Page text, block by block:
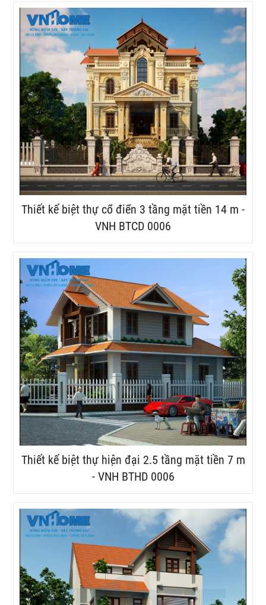
Thiết kế biệt thự cổ điển 3 tầng mặt tiền 14 m -
VNH BTCD 0006
Thiết kế biệt thự hiện đại 2.5 tầng mặt tiền 7 m
- VNH BTHD 0006